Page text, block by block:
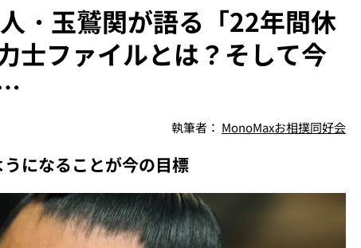
・玉鷲関が語る「22年間休
士ファイルとは？そして今
執筆者： MonoMaxお相撲同好会
になることが今の目標